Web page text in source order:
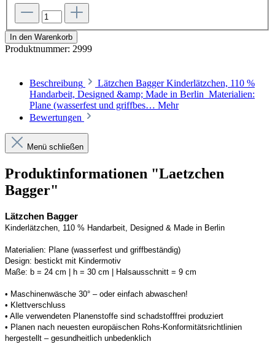
In den Warenkorb
Produktnummer: 2999
Beschreibung
Lätzchen Bagger Kinderlätzchen, 110 %
Handarbeit, Designed &amp; Made in Berlin Materialien:
Plane (wasserfest und griffbes… Mehr
Bewertungen
Menü schließen
Produktinformationen "Laetzchen
Bagger"
Lätzchen Bagger
Kinderlätzchen, 110 % Handarbeit, Designed & Made in Berlin
Materialien: Plane (wasserfest und griffbeständig)
Design: bestickt mit Kindermotiv
Maße: b = 24 cm | h = 30 cm | Halsausschnitt = 9 cm
• Maschinenwäsche 30° – oder einfach abwaschen!
• Klettverschluss
• Alle verwendeten Planenstoffe sind schadstofffrei produziert
• Planen nach neuesten europäischen Rohs-Konformitätsrichtlinien
hergestellt – gesundheitlich unbedenklich